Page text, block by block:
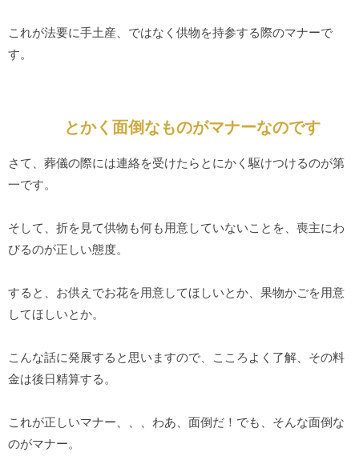
これが法要に手土産、ではなく供物を持参する際のマナーで
す。
とかく面倒なものがマナーなのです
さて、葬儀の際には連絡を受けたらとにかく駆けつけるのが第
一です。
そして、折を見て供物も何も用意していないことを、喪主にわ
びるのが正しい態度。
すると、お供えでお花を用意してほしいとか、果物かごを用意
してほしいとか。
こんな話に発展すると思いますので、こころよく了解、その料
金は後日精算する。
これが正しいマナー、、、わあ、面倒だ！でも、そんな面倒な
のがマナー。